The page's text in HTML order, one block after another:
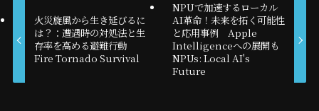
火災旋風から生き延びるに
は？：遭遇時の対処法と生
存率を高める避難行動
Fire Tornado Survival
NPUで加速するローカル
AI革命！未来を拓く可能性
と応用事例 Apple
Intelligenceへの展開も
NPUs: Local AI's
Future